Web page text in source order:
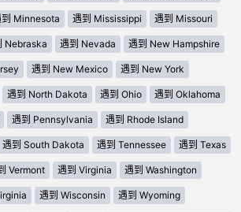
到 Minnesota 遇到 Mississippi 遇到 Missouri
Nebraska 遇到 Nevada 遇到 New Hampshire
遇到 New Mexico 遇到 New York
遇到 North Dakota 遇到 Ohio 遇到 Oklahoma
遇到 Pennsylvania 遇到 Rhode Island
遇到 South Dakota 遇到 Tennessee 遇到 Texas
Vermont 遇到 Virginia 遇到 Washington
遇到 Wisconsin 遇到 Wyoming